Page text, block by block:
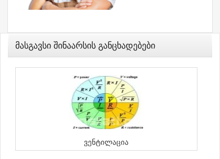
Მასგავსი Შინაარსის Განცხადებები
Ვენტილაცია